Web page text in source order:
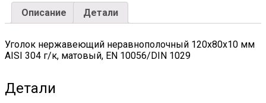
EN
10056/DIN
quantity
Описание Детали
Уголок нержавеющий неравнополочный 120х80х10 мм
AISI 304 г/к, матовый, EN 10056/DIN 1029
Детали